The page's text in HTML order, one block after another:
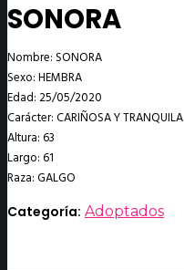
SONORA
Nombre: SONORA
Sexo: HEMBRA
Edad: 25/05/2020
Carácter: CARIÑOSA Y TRANQUILA
Altura: 63
Largo: 61
Raza: GALGO
Categoría: Adoptados